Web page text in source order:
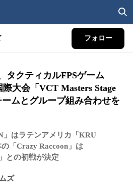
フォロー
タクティカルFPSゲーム
際大会「VCT Masters Stage
ムとグループ組み合わせを
」はラテンアメリカ「KRU
「Crazy Raccoon」は
との初戦が決定
ズ